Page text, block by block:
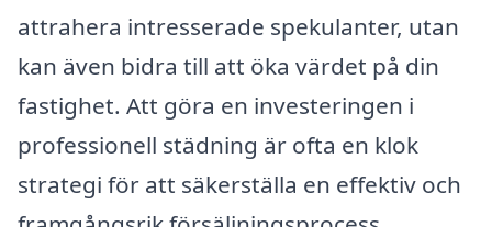
attrahera intresserade spekulanter, utan
kan även bidra till att öka värdet på din
fastighet. Att göra en investeringen i
professionell städning är ofta en klok
strategi för att säkerställa en effektiv och